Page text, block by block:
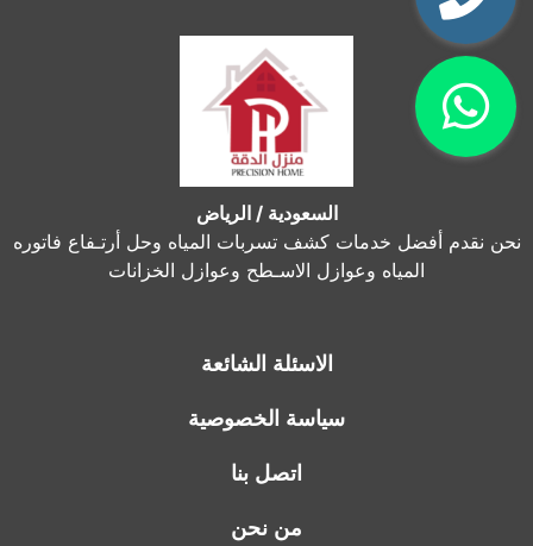
السعودية / الرياض
نحن نقدم أفضل خدمات كشف تسربات المياه وحل أرتـفاع فاتوره
المياه وعوازل الاسـطح وعوازل الخزانات
الاسئلة الشائعة
سياسة الخصوصية
اتصل بنا
من نحن